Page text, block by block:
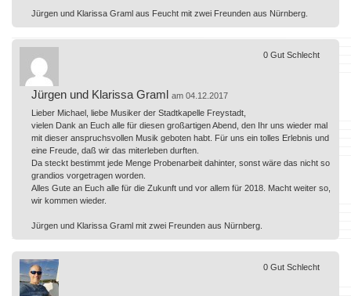
Jürgen und Klarissa Graml aus Feucht mit zwei Freunden aus Nürnberg.
Jürgen und Klarissa Graml am 04.12.2017
Lieber Michael, liebe Musiker der Stadtkapelle Freystadt,
vielen Dank an Euch alle für diesen großartigen Abend, den Ihr uns wieder mal
mit dieser anspruchsvollen Musik geboten habt. Für uns ein tolles Erlebnis und
eine Freude, daß wir das miterleben durften.
Da steckt bestimmt jede Menge Probenarbeit dahinter, sonst wäre das nicht so
grandios vorgetragen worden.
Alles Gute an Euch alle für die Zukunft und vor allem für 2018. Macht weiter so,
wir kommen wieder.
Jürgen und Klarissa Graml mit zwei Freunden aus Nürnberg.
0 Gut Schlecht
0 Gut Schlecht